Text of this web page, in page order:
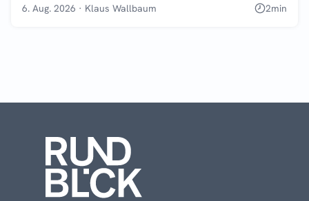
6. Aug. 2026 · Klaus Wallbaum 2min